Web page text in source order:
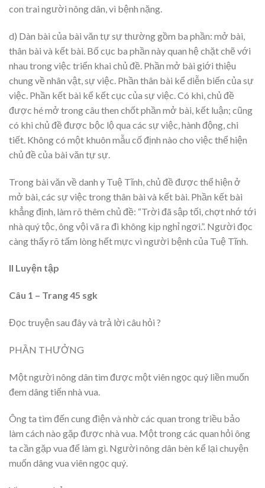
con trai người nông dân, vì bệnh nặng.
d) Dàn bài của bài văn tự sự thường gồm ba phần: mở bài,
thân bài và kết bài. Bố cục ba phần này quan hệ chặt chẽ với
nhau trong việc triển khai chủ đề. Phần mở bài giới thiệu
chung về nhân vật, sự việc. Phần thân bài kể diễn biến của sự
việc. Phần kết bài kể kết cục của sự việc. Có khi, chủ đề
được hé mở trong câu then chốt phần mở bài, kết luận; cũng
có khi chủ đề được bộc lộ qua các sự việc, hành động, chi
tiết. Không có một khuôn mẫu cố định nào cho việc thể hiện
chủ đề của bài văn tự sự.
Trong bài văn về danh y Tuệ Tĩnh, chủ đề được thể hiện ở
mở bài, các sự việc trong thân bài và kết bài. Phần kết bài
khẳng định, làm rõ thêm chủ đề: “Trời đã sập tối, chợt nhớ tới
nhà quý tộc, ông vội vã ra đi không kịp nghỉ ngơi.”. Người đọc
càng thấy rõ tấm lòng hết mực vì người bệnh của Tuệ Tĩnh.
II Luyện tập
Câu 1 – Trang 45 sgk
Đọc truyện sau đây và trả lời câu hỏi ?
PHẦN THƯỞNG
Một người nông dân tìm được một viên ngọc quý liền muốn
đem dâng tiến nhà vua.
Ông ta tìm đến cung điện và nhờ các quan trong triều bảo
làm cách nào gặp được nhà vua. Một trong các quan hỏi ông
ta cần gặp vua để làm gì. Người nông dân bèn kể lại chuyện
muốn dâng vua viên ngọc quý.